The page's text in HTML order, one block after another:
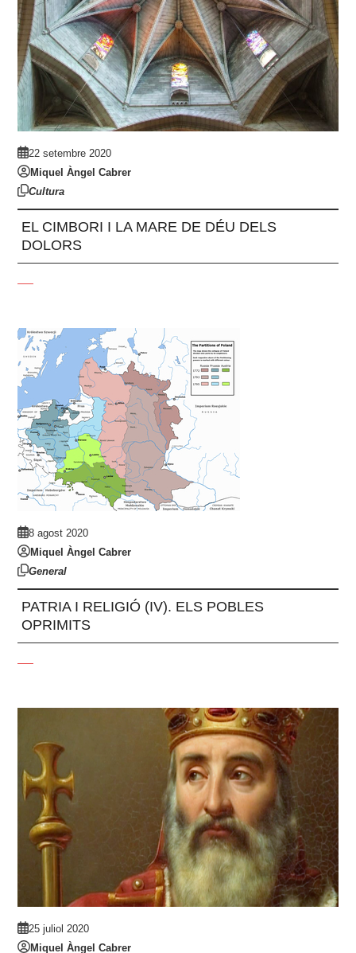
22 setembre 2020
Miquel Àngel Cabrer
Cultura
EL CIMBORI I LA MARE DE DÉU DELS
DOLORS
8 agost 2020
Miquel Àngel Cabrer
General
PATRIA I RELIGIÓ (IV). ELS POBLES
OPRIMITS
25 juliol 2020
Miquel Àngel Cabrer